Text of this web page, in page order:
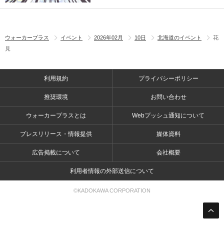
ウォーカープラス イベント 2026年02月 10日 北海道のイベント
花
見
利用規約 プライバシーポリシー
推奨環境 お問い合わせ
ウォーカープラスとは Webプッシュ通知について
プレスリリース・情報提供 媒体資料
広告掲載について 会社概要
利用者情報の外部送信について
©KADOKAWA CORPORATION